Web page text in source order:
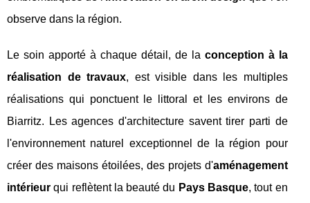
observe dans la région.
Le soin apporté à chaque détail, de la conception à la
réalisation de travaux, est visible dans les multiples
réalisations qui ponctuent le littoral et les environs de
Biarritz. Les agences d'architecture savent tirer parti de
l'environnement naturel exceptionnel de la région pour
créer des maisons étoilées, des projets d'aménagement
intérieur qui reflètent la beauté du Pays Basque, tout en